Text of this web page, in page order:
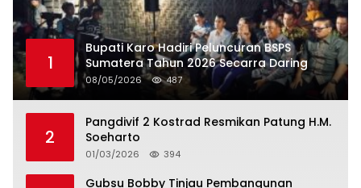
1
Bupati Karo Hadiri Peluncuran BSPS
Sumatera Tahun 2026 Secarra Daring
08/05/2026 487
2
Pangdivif 2 Kostrad Resmikan Patung H.M.
Soeharto
01/03/2026 394
Gubsu Bobby Tinjau Pembangunan